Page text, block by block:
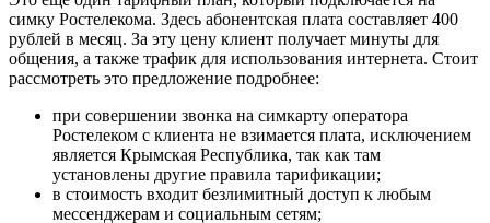
симку Ростелекома. Здесь абонентская плата составляет 400
рублей в месяц. За эту цену клиент получает минуты для
общения, а также трафик для использования интернета. Стоит
рассмотреть это предложение подробнее:
при совершении звонка на симкарту оператора
Ростелеком с клиента не взимается плата, исключением
является Крымская Республика, так как там
установлены другие правила тарификации;
в стоимость входит безлимитный доступ к любым
мессенджерам и социальным сетям;